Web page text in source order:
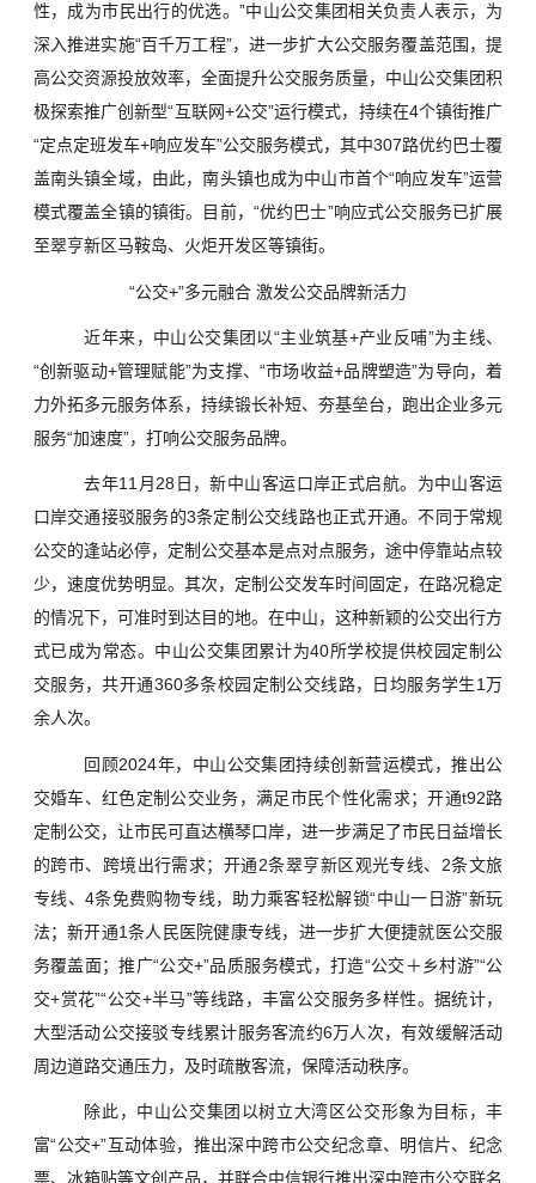
性，成为市民出行的优选。”中山公交集团相关负责人表示，为
深入推进实施“百千万工程”，进一步扩大公交服务覆盖范围，提
高公交资源投放效率，全面提升公交服务质量，中山公交集团积
极探索推广创新型“互联网+公交”运行模式，持续在4个镇街推广
“定点定班发车+响应发车”公交服务模式，其中307路优约巴士覆
盖南头镇全域，由此，南头镇也成为中山市首个“响应发车”运营
模式覆盖全镇的镇街。目前，“优约巴士”响应式公交服务已扩展
至翠亨新区马鞍岛、火炬开发区等镇街。
“公交+”多元融合 激发公交品牌新活力
近年来，中山公交集团以“主业筑基+产业反哺”为主线、
“创新驱动+管理赋能”为支撑、“市场收益+品牌塑造”为导向，着
力外拓多元服务体系，持续锻长补短、夯基垒台，跑出企业多元
服务“加速度”，打响公交服务品牌。
去年11月28日，新中山客运口岸正式启航。为中山客运
口岸交通接驳服务的3条定制公交线路也正式开通。不同于常规
公交的逢站必停，定制公交基本是点对点服务，途中停靠站点较
少，速度优势明显。其次，定制公交发车时间固定，在路况稳定
的情况下，可准时到达目的地。在中山，这种新颖的公交出行方
式已成为常态。中山公交集团累计为40所学校提供校园定制公
交服务，共开通360多条校园定制公交线路，日均服务学生1万
余人次。
回顾2024年，中山公交集团持续创新营运模式，推出公
交婚车、红色定制公交业务，满足市民个性化需求；开通t92路
定制公交，让市民可直达横琴口岸，进一步满足了市民日益增长
的跨市、跨境出行需求；开通2条翠亨新区观光专线、2条文旅
专线、4条免费购物专线，助力乘客轻松解锁“中山一日游”新玩
法；新开通1条人民医院健康专线，进一步扩大便捷就医公交服
务覆盖面；推广“公交+”品质服务模式，打造“公交＋乡村游”“公
交+赏花”“公交+半马”等线路，丰富公交服务多样性。据统计，
大型活动公交接驳专线累计服务客流约6万人次，有效缓解活动
周边道路交通压力，及时疏散客流，保障活动秩序。
除此，中山公交集团以树立大湾区公交形象为目标，丰
富“公交+”互动体验，推出深中跨市公交纪念章、明信片、纪念
票、冰箱贴等文创产品，并联合中信银行推出深中跨市公交联名